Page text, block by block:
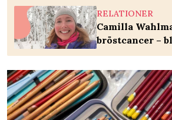
RELATIONER
Camilla
bröstcancer –